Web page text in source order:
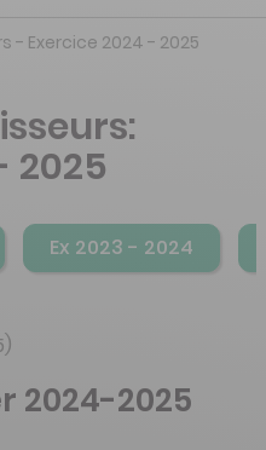
- Exercice 2024 - 2025
2025
Ex 2023 - 2024
2024-2025